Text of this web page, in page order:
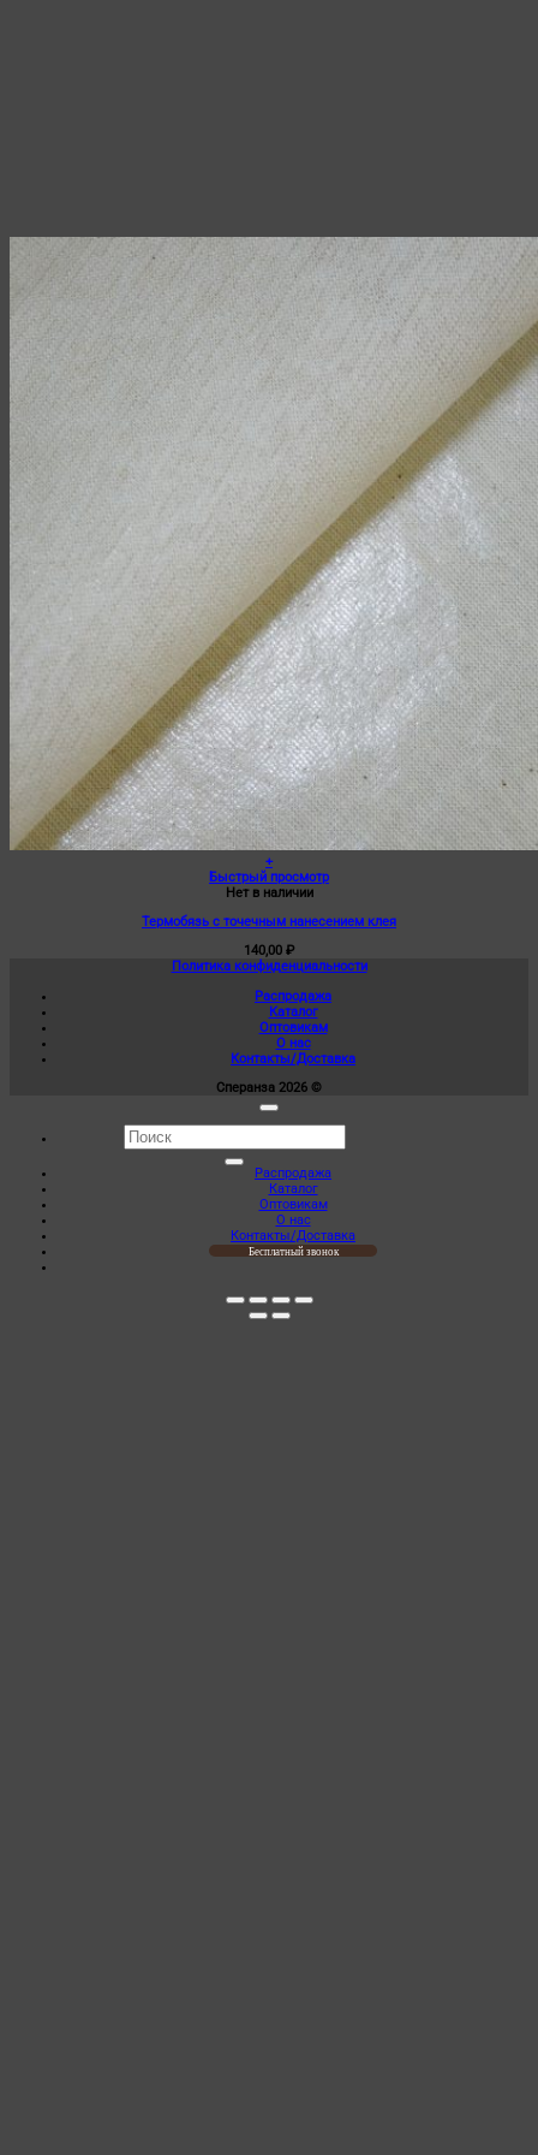
+
Быстрый просмотр
Нет в наличии
Термобязь с точечным нанесением клея
140,00 ₽
Политика конфиденциальности
Распродажа
Каталог
Оптовикам
О нас
Контакты/Доставка
Сперанза 2026 ©
Искать:
Распродажа
Каталог
Оптовикам
О нас
Контакты/Доставка
Бесплатный звонок